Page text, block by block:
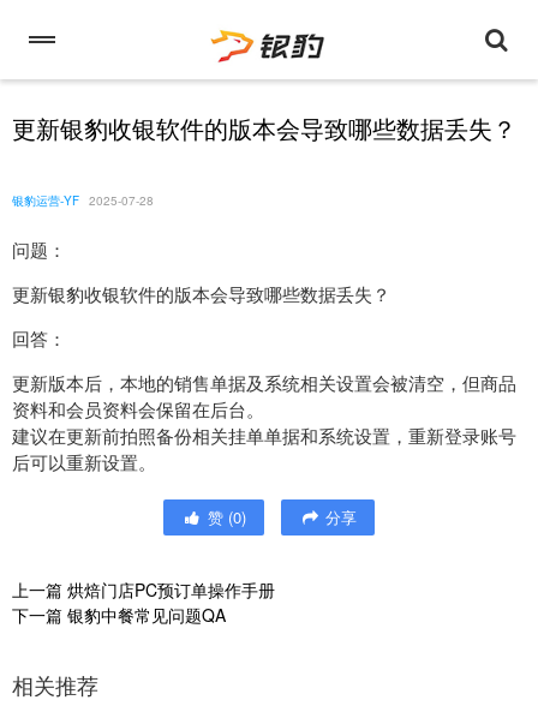
更新银豹收银软件的版本会导致哪些数据丢失？
银豹运营-YF 2025-07-28
问题：
更新银豹收银软件的版本会导致哪些数据丢失？
回答：
更新版本后，本地的销售单据及系统相关设置会被清空，但商品
资料和会员资料会保留在后台。
建议在更新前拍照备份相关挂单单据和系统设置，重新登录账号
后可以重新设置。
赞 (0) 分享
上一篇 烘焙门店PC预订单操作手册
下一篇 银豹中餐常见问题QA
相关推荐